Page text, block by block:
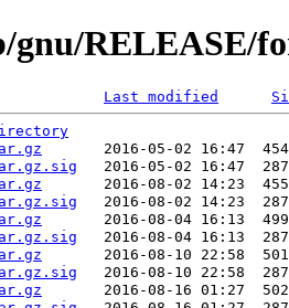
gnu/RELEASE/
Last modified